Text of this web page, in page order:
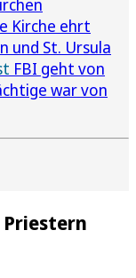
Kirche ehrt
und St. Ursula
FBI geht von
war von